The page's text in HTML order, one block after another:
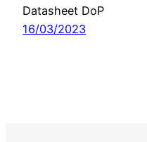
Datasheet DoP
16/03/2023